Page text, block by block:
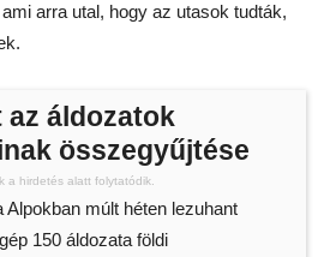
arra utal, hogy az utasok tudták,
áldozatok
összegyűjtése
a hirdetés alatt folytatódik.
Alpokban múlt héten lezuhant
150 áldozata földi